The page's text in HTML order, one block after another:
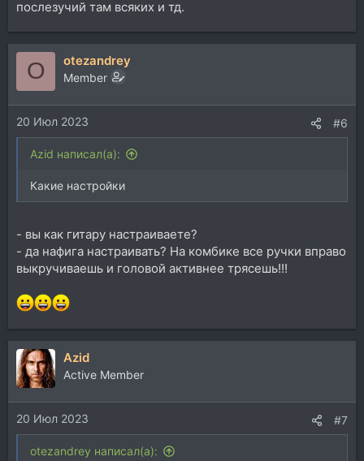
послезучий там всяких и тд.
O otezandrey
Member
20 Июл 2023 #6
Azid написал(а):
Какие настройки
- вы как гитару настраиваете?
- да нафига настраивать? На комбике все ручки вправо
выкручиваешь и головой активнее трясешь!!!
Azid
Active Member
20 Июл 2023 #7
otezandrey написал(а):